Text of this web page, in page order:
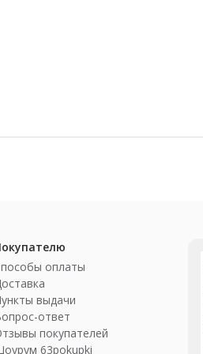
оплаты
выдачи
ответ
покупателей
63pokupki